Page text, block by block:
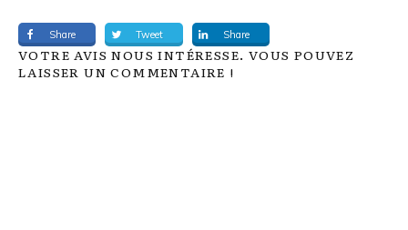
Share Tweet Share
VOTRE AVIS NOUS INTÉRESSE. VOUS POUVEZ
LAISSER UN COMMENTAIRE !